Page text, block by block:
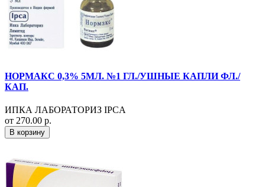
НОРМАКС 0,3% 5МЛ. №1 ГЛ./УШНЫЕ КАПЛИ ФЛ./
КАП.
ИПКА ЛАБОРАТОРИЗ IPCA
от 270.00 р.
В корзину